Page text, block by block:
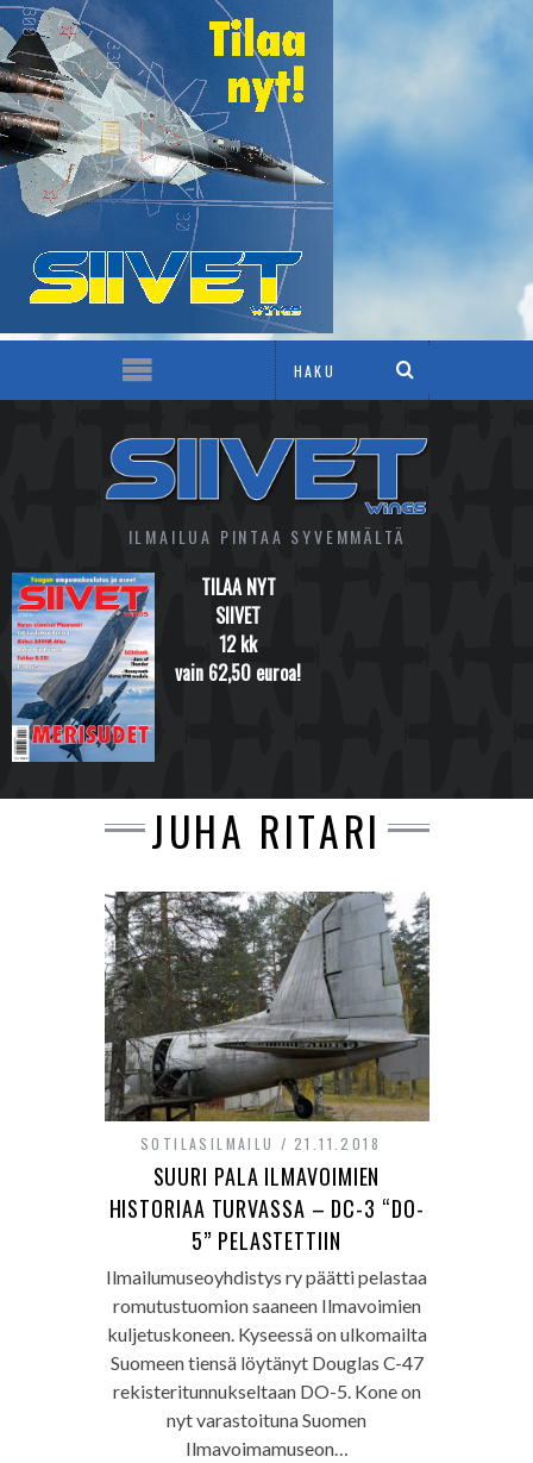
ILMAILUA PINTAA SYVEMMÄLTÄ
TILAA NYT
SIIVET
12 kk
vain 62,50 euroa!
JUHA RITARI
SOTILASILMAILU 21.11.2018
SUURI PALA ILMAVOIMIEN
HISTORIAA TURVASSA – DC-3 “DO-
5” PELASTETTIIN
Ilmailumuseoyhdistys ry päätti pelastaa
romutustuomion saaneen Ilmavoimien
kuljetuskoneen. Kyseessä on ulkomailta
Suomeen tiensä löytänyt Douglas C-47
rekisteritunnukseltaan DO-5. Kone on
nyt varastoituna Suomen
Ilmavoimamuseon…